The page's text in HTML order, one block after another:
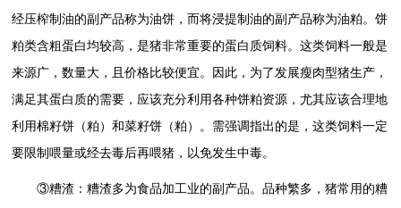
经压榨制油的副产品称为油饼，而将浸提制油的副产品称为油粕。饼
粕类含粗蛋白均较高，是猪非常重要的蛋白质饲料。这类饲料一般是
来源广，数量大，且价格比较便宜。因此，为了发展瘦肉型猪生产，
满足其蛋白质的需要，应该充分利用各种饼粕资源，尤其应该合理地
利用棉籽饼（粕）和菜籽饼（粕）。需强调指出的是，这类饲料一定
要限制喂量或经去毒后再喂猪，以免发生中毒。
③糟渣：糟渣多为食品加工业的副产品。品种繁多，猪常用的糟